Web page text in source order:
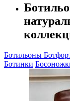
Ботильоны
Ботинки